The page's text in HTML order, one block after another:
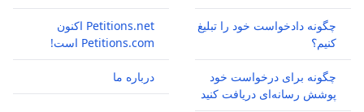
چگونه دادخواست خود را تبلیغ
کنیم؟
چگونه برای درخواست خود
پوشش رسانه‌ای دریافت کنید
Petitions.net اکنون
Petitions.com است!
درباره ما